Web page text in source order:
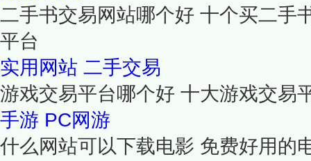
二手书交易网站哪个好 十个买二手
平台
实用网站 二手交易
游戏交易平台哪个好 十大游戏交易
手游 PC网游
什么网站可以下载电影 免费好用的